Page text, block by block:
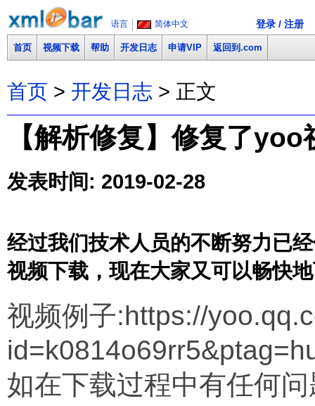
语言 简体中文 登录 / 注册
首页 视频下载 帮助 开发日志 申请VIP 返回到.com
首页 > 开发日志 > 正文
【解析修复】修复了
发表时间: 2019-02-28
经过我们技术人员的不断努力已
视频下载，现在大家又可以畅快
视频例子:https://
如在下载过程中有任何